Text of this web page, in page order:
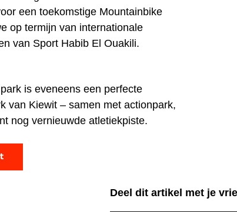
een toekomstige Mountainbike
op termijn van internationale
van Sport Habib El Ouakili.
is eveneens een perfecte
van Kiewit – samen met actionpark,
nog vernieuwde atletiekpiste.
Deel dit artikel met je